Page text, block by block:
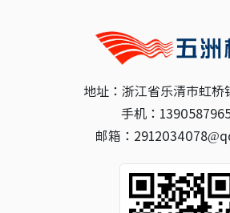
地址：浙江省乐清市虹桥
手机：
邮箱：